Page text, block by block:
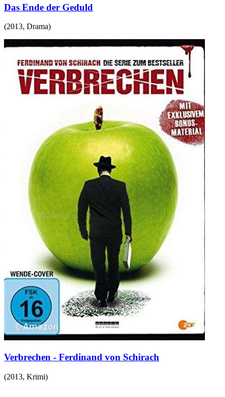
Das Ende der Geduld
(2013, Drama)
Verbrechen - Ferdinand von Schirach
(2013, Krimi)